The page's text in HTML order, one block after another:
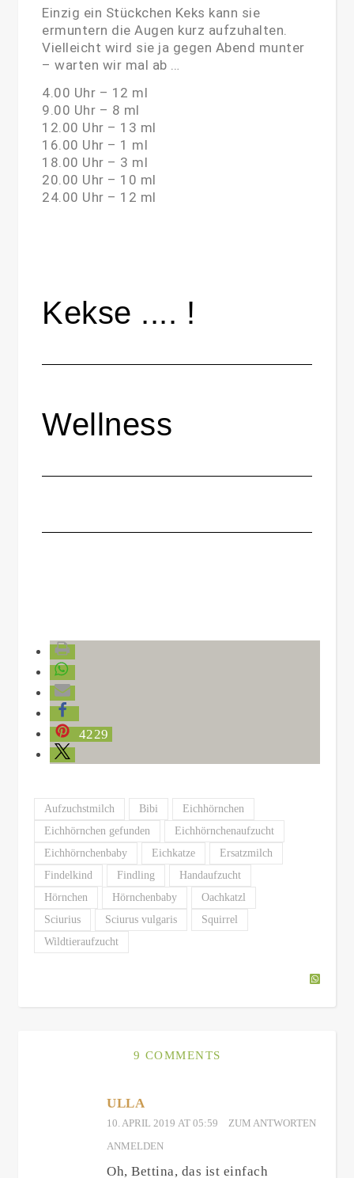
Einzig ein Stückchen Keks kann sie
ermuntern die Augen kurz aufzuhalten.
Vielleicht wird sie ja gegen Abend munter
– warten wir mal ab …
4.00 Uhr – 12 ml
9.00 Uhr – 8 ml
12.00 Uhr – 13 ml
16.00 Uhr – 1 ml
18.00 Uhr – 3 ml
20.00 Uhr – 10 ml
24.00 Uhr – 12 ml
Kekse .... !
Wellness
4229
Aufzuchstmilch Bibi
Eichhörnchen
Eichhörnchen gefunden
Eichhörnchenaufzucht
Eichhörnchenbaby
Eichkatze
Ersatzmilch
Findelkind
Findling
Handaufzucht
Hörnchen
Hörnchenbaby
Oachkatzl
Sciurius
Sciurus vulgaris
Squirrel
Wildtieraufzucht
9 COMMENTS
ULLA
10. APRIL 2019 AT 05:59
ZUM ANTWORTEN
ANMELDEN
Oh, Bettina, das ist einfach